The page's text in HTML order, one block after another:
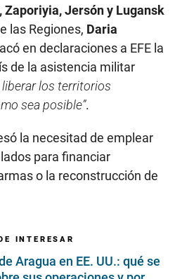
Zaporiyia, Jersón y Lugansk
las Regiones, Daria
en declaraciones a EFE la
de la asistencia militar
liberar los territorios
sea posible”.
la necesitad de emplear
para financiar
o la reconstrucción de
INTERESAR
Aragua en EE. UU.: qué se